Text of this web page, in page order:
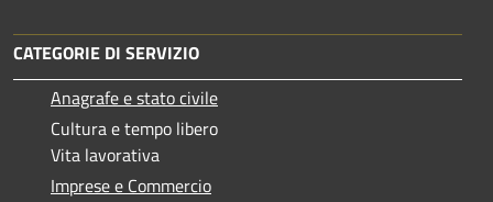
CATEGORIE DI SERVIZIO
Anagrafe e stato civile
Cultura e tempo libero
Vita lavorativa
Imprese e Commercio